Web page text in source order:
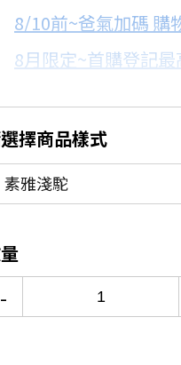
分期數
3期
12期
每
8/10前~爸氣加碼 購
8月限定~首購登記
更多信用卡分期0利
■iPad 全系列配件
擇商品樣式
素雅淺駝
-